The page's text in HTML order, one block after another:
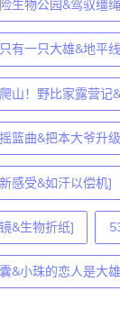
生物公园&驾驭缰
有一只大雄&地平
山！野比家露营记
篮曲&把本大爷升
感受&如汗以偿机]
&生物折纸]
&小珠的恋人是大